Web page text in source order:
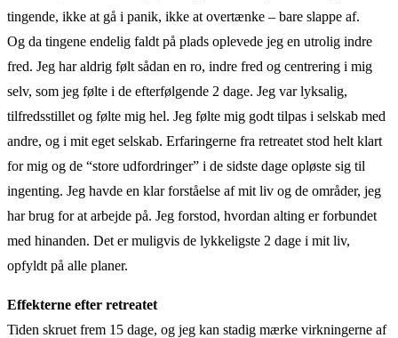
tingende, ikke at gå i panik, ikke at overtænke – bare slappe af.
Og da tingene endelig faldt på plads oplevede jeg en utrolig indre
fred. Jeg har aldrig følt sådan en ro, indre fred og centrering i mig
selv, som jeg følte i de efterfølgende 2 dage. Jeg var lyksalig,
tilfredsstillet og følte mig hel. Jeg følte mig godt tilpas i selskab med
andre, og i mit eget selskab. Erfaringerne fra retreatet stod helt klart
for mig og de “store udfordringer” i de sidste dage opløste sig til
ingenting. Jeg havde en klar forståelse af mit liv og de områder, jeg
har brug for at arbejde på. Jeg forstod, hvordan alting er forbundet
med hinanden. Det er muligvis de lykkeligste 2 dage i mit liv,
opfyldt på alle planer.
Effekterne efter retreatet
Tiden skruet frem 15 dage, og jeg kan stadig mærke virkningerne af